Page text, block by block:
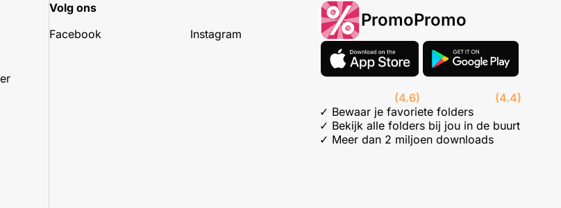
Volg ons
Facebook
Instagram
PromoPromo
(4.6)
(4.4)
✓ Bewaar je favoriete folders
✓ Bekijk alle folders bij jou in de buurt
✓ Meer dan 2 miljoen downloads